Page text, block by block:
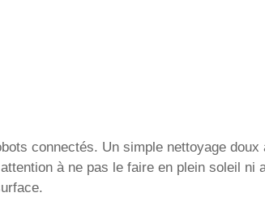
connectés. Un simple nettoyage doux
à ne pas le faire en plein soleil ni